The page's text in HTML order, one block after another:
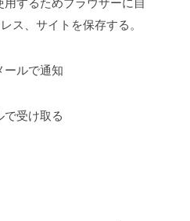
ス、サイトを保存する。
ールで通知
で受け取る